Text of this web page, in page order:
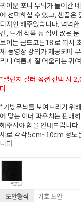
귀여운 포니 무늬가 들어간
에 선택하실 수 있고, 샘플은
디자인 해주었습니다. 넉넉
건, 뜨개 작품 등 짐이 많은
보이는 콤드코튼18 로 떠서
체 동영상 강의가 제공되며
리니 여름과 잘 어울리는 귀
*멜란지 컬러 옵션 선택 시
다.
*가방무늬를 보여드리기 위
에 맞는 이너 파우치는 판매
해주셔야 함을 안내드립니
세로 각각 5cm~10cm 정도
니다.